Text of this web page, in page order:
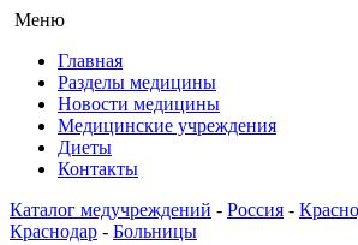
Меню
Главная
Разделы медицины
Новости медицины
Медицинские учреждения
Диеты
Контакты
Каталог медучреждений - Россия -
Краснодар - Больницы